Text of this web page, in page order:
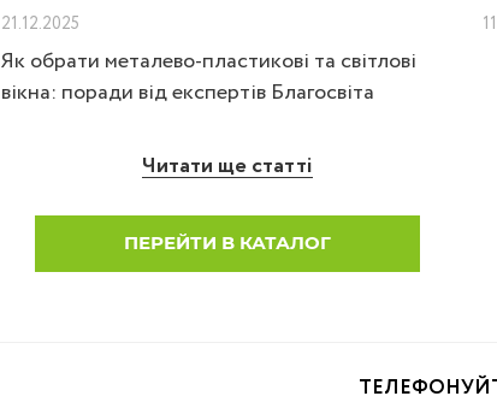
21.12.2025
Як обрати металево-пластикові та світлові
вікна: поради від експертів Благосвіта
Читати ще статті
ПЕРЕЙТИ В КАТАЛОГ